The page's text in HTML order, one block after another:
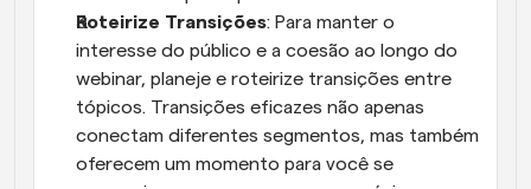
Roteirize Transições: Para manter o
interesse do público e a coesão ao longo do
webinar, planeje e roteirize transições entre
tópicos. Transições eficazes não apenas
conectam diferentes segmentos, mas também
oferecem um momento para você se